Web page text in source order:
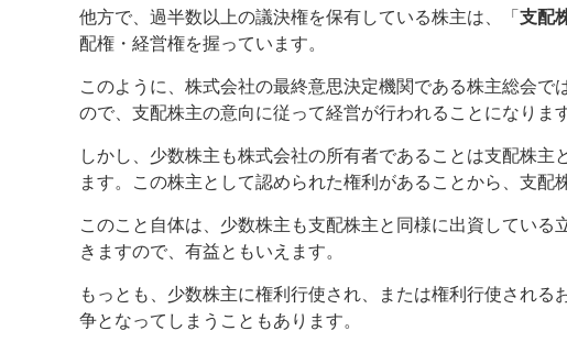
他方で、過半数以上の議決権を保有している株主は、「 支配
配権・経営権を握っています。
このように、株式会社の最終意思決定機関である株主総会
ので、支配株主の意向に従って経営が行われることになります
しかし、少数株主も株式会社の所有者であることは支配株
ます。この株主として認められた権利があることから、支配
このこと自体は、少数株主も支配株主と同様に出資してい
きますので、有益ともいえます。
もっとも、少数株主に権利行使され、または権利行使され
争となってしまうこともあります。